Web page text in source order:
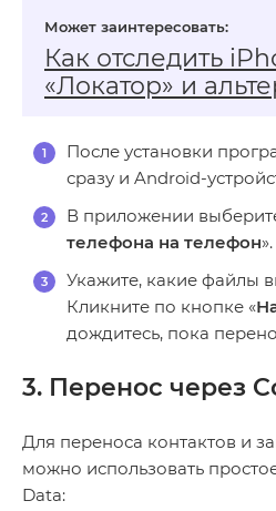
Как отследить
«Локатор» и
После установки
сразу и Android-
В приложении
телефона на телефон».
Укажите, какие файлы
Кликните по кнопке «
дождитесь, пока
3. Перенос через
Для переноса контактов и
можно использовать
Data: